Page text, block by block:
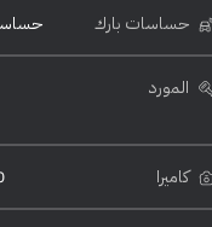
حساسات بارك
المورد
كاميرا